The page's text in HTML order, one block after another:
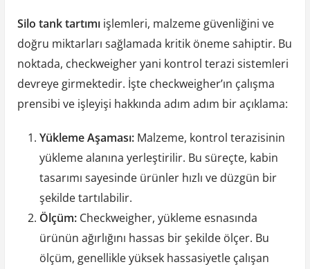
Silo tank tartımıişlemleri, malzeme güvenliğini ve
doğru miktarları sağlamada kritik öneme sahiptir. Bu
noktada, checkweigher yani kontrol terazi sistemleri
devreye girmektedir. İşte checkweigher’ın çalışma
prensibi ve işleyişi hakkında adım adım bir açıklama:
Yükleme Aşaması:Malzeme, kontrol terazisinin
yükleme alanına yerleştirilir. Bu süreçte, kabin
tasarımı sayesinde ürünler hızlı ve düzgün bir
şekilde tartılabilir.
Ölçüm:Checkweigher, yükleme esnasında
ürünün ağırlığını hassas bir şekilde ölçer. Bu
ölçüm, genellikle yüksek hassasiyetle çalışan